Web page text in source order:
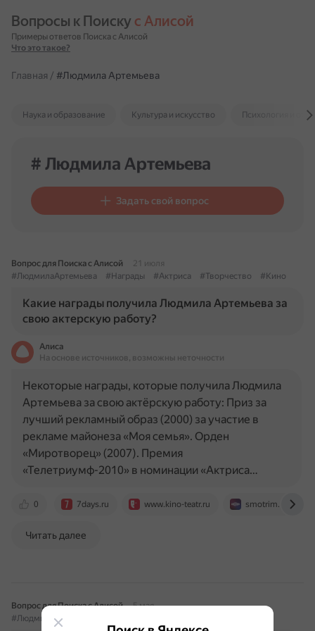
Вопросы к Поиску с Алисой
Примеры ответов Поиска с Алисой
Что это такое?
Главная / #Людмила Артемьева
Наука и образование Культура и искусство Психология и
# Людмила Артемьева
Задать свой вопрос
Вопрос для Поиска с Алисой
21 июля
#ЛюдмилаАртемьева
#Награды #Актриса #Творчество #Кино
Какие награды получила Людмила Артемьева за
свою актерскую работу?
Алиса
На основе источников, возможны неточности
0 7days.ru www.kino-teatr.ru smotrim.ru
Некоторые награды, которые получила Людмила
Артемьева за свою актёрскую работу: Приз за
лучший рекламный образ (2000) за участие в
рекламе майонеза «Моя семья». Орден
«Миротворец» (2007). Премия
«Телетриумф-2010» в номинации «Актриса…
Читать далее
Вопрос для Поиска с Алисой
5 мая
#ЛюдмилаАртемьева